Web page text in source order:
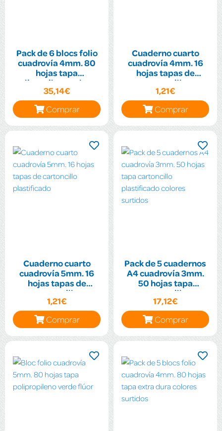
Pack de 6 blocs folio
cuadrovía 4mm. 80
hojas tapa
polipropileno colores
flúor surtidos
35,14€
Comprar
Cuaderno cuarto
cuadrovía 4mm. 16
hojas tapas de
cartoncillo
plastificado
1,21€
Comprar
Cuaderno cuarto
cuadrovía 5mm. 16
hojas tapas de
cartoncillo
plastificado
1,21€
Comprar
Pack de 5 cuadernos
A4 cuadrovía 3mm.
50 hojas tapa
cartoncillo
plastificado colores
surtidos
17,12€
Comprar